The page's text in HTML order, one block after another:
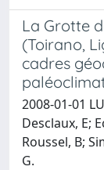
La Grotte
(Toirano,
cadres
2008-01-01
Desclaux, E;
Roussel, B;
G.